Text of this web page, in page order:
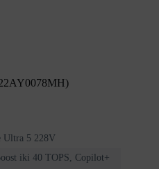
Ultra 5 228V
iki 40 TOPS, Copilot+